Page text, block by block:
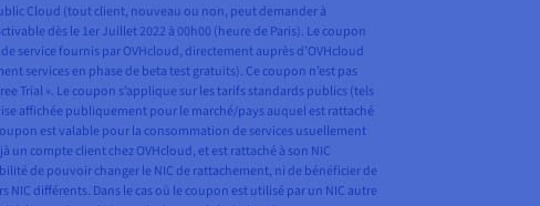
Cloud (tout client, nouveau ou non, peut demander à
dès le 1er Juillet 2022 à 00h00 (heure de Paris). Le coupon
service fournis par OVHcloud, directement auprès d’OVHcloud
services en phase de beta test gratuits). Ce coupon n’est pas
Trial ». Le coupon s’applique sur les tarifs standards publics (tels
affichée publiquement pour le marché/pays auquel est rattaché
est valable pour la consommation de services usuellement
compte client chez OVHcloud, et est rattaché à son NIC
de pouvoir changer le NIC de rattachement, ni de bénéficier de
différents. Dans le cas où le coupon est utilisé par un NIC autre